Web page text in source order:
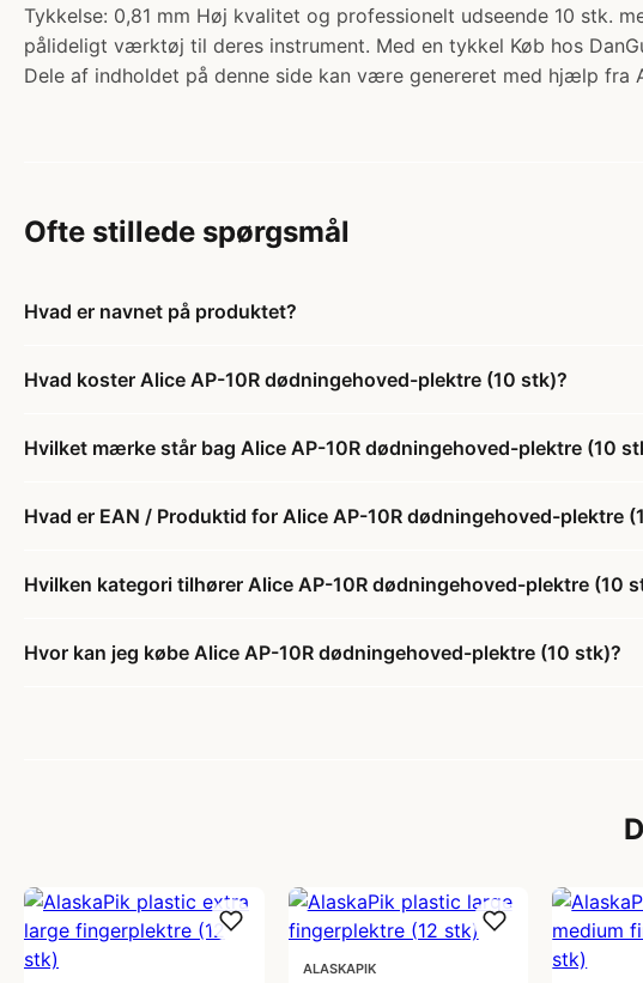
Tykkelse: 0,81 mm Høj kvalitet og professionelt udseende 10 stk.
pålideligt værktøj til deres instrument. Med en tykkel Køb hos
Dele af indholdet på denne side kan være genereret med hjælp fra
Ofte stillede spørgsmål
Hvad er navnet på produktet?
Hvad koster Alice AP-10R dødningehoved-plektre (10 stk)?
Hvilket mærke står bag Alice AP-10R dødningehoved-plektre (10
Hvad er EAN / Produktid for Alice AP-10R dødningehoved-plektre
Hvilken kategori tilhører Alice AP-10R dødningehoved-plektre (10
Hvor kan jeg købe Alice AP-10R dødningehoved-plektre (10 stk)?
ALASKAPIK